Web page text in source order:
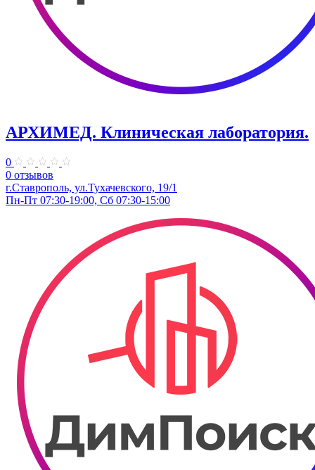
АРХИМЕД. Клиническая лаборатория.
0
0 отзывов
г.Ставрополь, ул.Тухачевского, 19/1
Пн-Пт 07:30-19:00, Сб 07:30-15:00